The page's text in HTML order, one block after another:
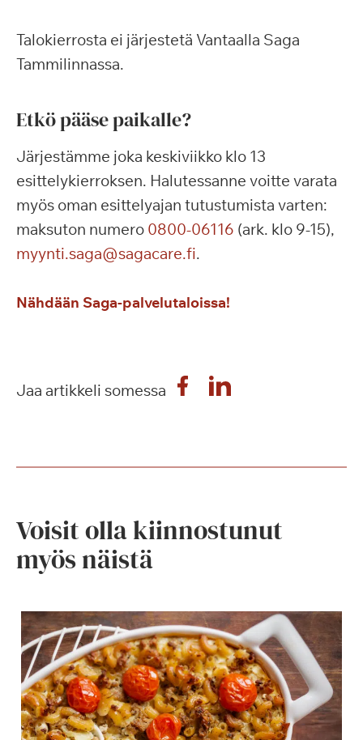
Talokierrosta ei järjestetä Vantaalla Saga
Tammilinnassa.
Etkö pääse paikalle?
Järjestämme joka keskiviikko klo 13
esittelykierroksen. Halutessanne voitte varata
myös oman esittelyajan tutustumista varten:
maksuton numero 0800-06116 (ark. klo 9-15),
myynti.saga@sagacare.fi.
Nähdään Saga-palvelutaloissa!
Jaa artikkeli somessa
Voisit olla kiinnostunut
myös näistä